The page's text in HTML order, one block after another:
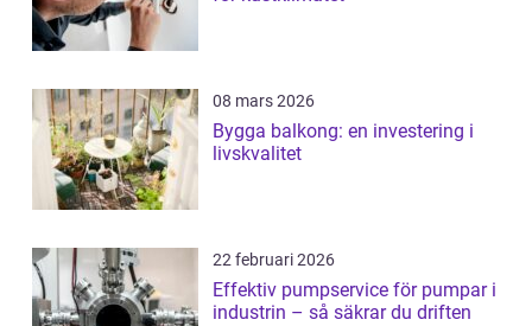
08 mars 2026
Bygga balkong: en investering i
livskvalitet
22 februari 2026
Effektiv pumpservice för pumpar i
industrin – så säkrar du driften